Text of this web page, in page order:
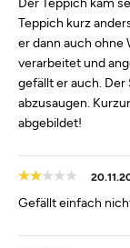
Teppich kurz
er dann auch ohne
verarbeitet und
gefällt er auch.
abzusaugen.
abgebildet!
Gefällt einfach